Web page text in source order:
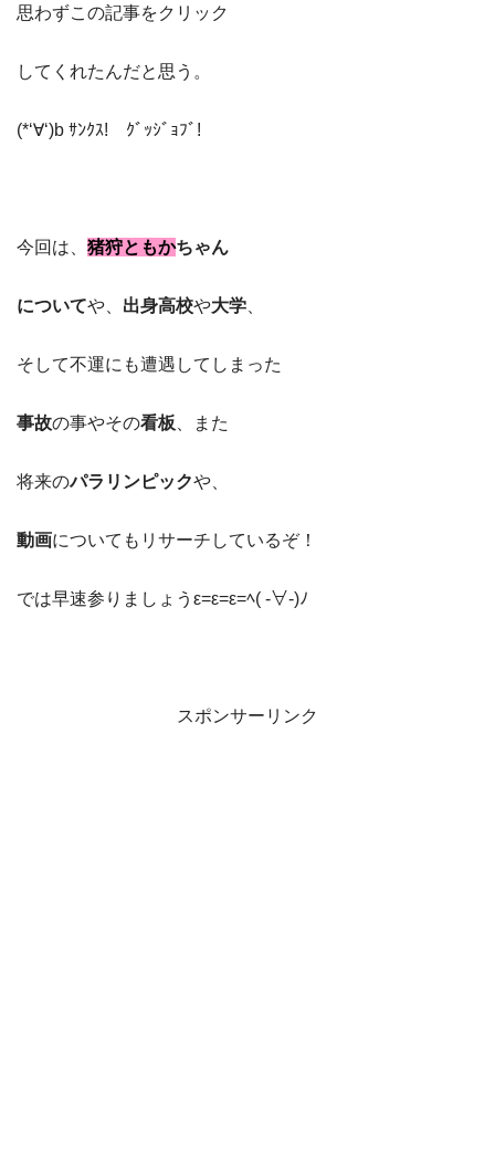
思わずこの記事をクリック
してくれたんだと思う。
(*‘∀‘)b ｻﾝｸｽ! ｸﾞｯｼﾞｮﾌﾞ!
今回は、 猪狩ともかちゃん
についてや、 出身高校や大学
そして不運にも遭遇してしまった
事故の事やその看板 、また
将来のパラリンピックや、
動画についてもリサーチしているぞ！
では早速参りましょうε=ε=ε=ﾍ( -∀-)ﾉ
スポンサーリンク